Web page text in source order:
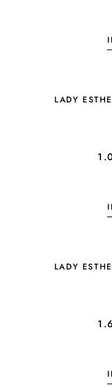
LADY
LADY